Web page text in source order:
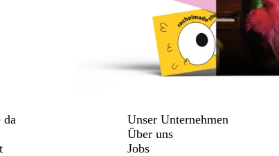
Unser Unternehmen
Über uns
Jobs